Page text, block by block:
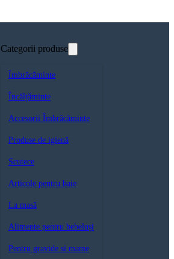
Categorii produse
Îmbrăcăminte
Încălțăminte
Accesorii Îmbrăcăminte
Produse de igienă
Scutece
Articole pentru baie
La masă
Alimente pentru bebeluși
Pentru gravide si mame